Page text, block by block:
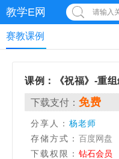
教学E网 请输入
赛教课例
课例：《祝福》-重
下载支付： 免费
分享人： 杨老师
存储方式： 百度网盘
下载权限： 钻石会员